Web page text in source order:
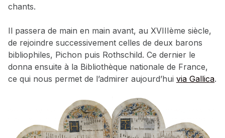
chants.
Il passera de main en main avant, au XVIIIème siècle,
de rejoindre successivement celles de deux barons
bibliophiles, Pichon puis Rothschild. Ce dernier le
donna ensuite à la Bibliothèque nationale de France,
ce qui nous permet de l’admirer aujourd’hui via Gallica.